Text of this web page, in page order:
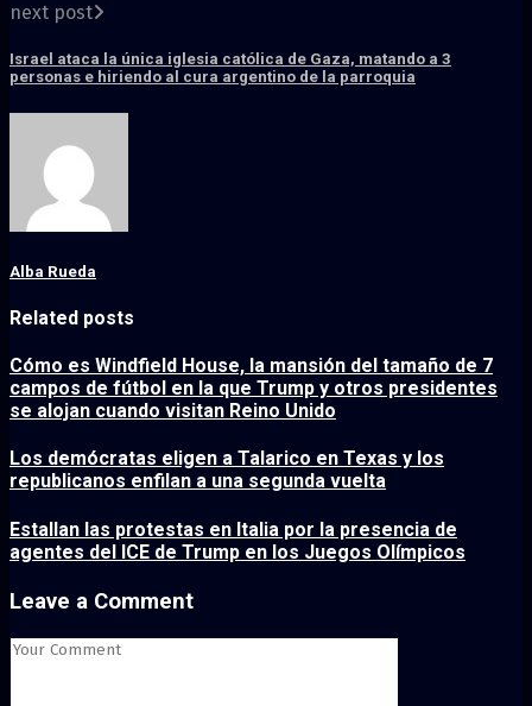
next post
Israel ataca la única iglesia católica de Gaza, matando a 3
personas e hiriendo al cura argentino de la parroquia
Alba Rueda
Related posts
Cómo es Windfield House, la mansión del tamaño de 7
campos de fútbol en la que Trump y otros presidentes
se alojan cuando visitan Reino Unido
Los demócratas eligen a Talarico en Texas y los
republicanos enfilan a una segunda vuelta
Estallan las protestas en Italia por la presencia de
agentes del ICE de Trump en los Juegos Olímpicos
Leave a Comment